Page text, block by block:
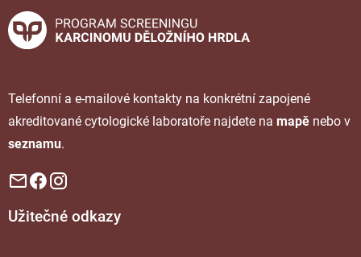
Telefonní a e-mailové kontakty na konkrétní zapojené
akreditované cytologické laboratoře najdete na mapě nebo v
seznamu.
Užitečné odkazy